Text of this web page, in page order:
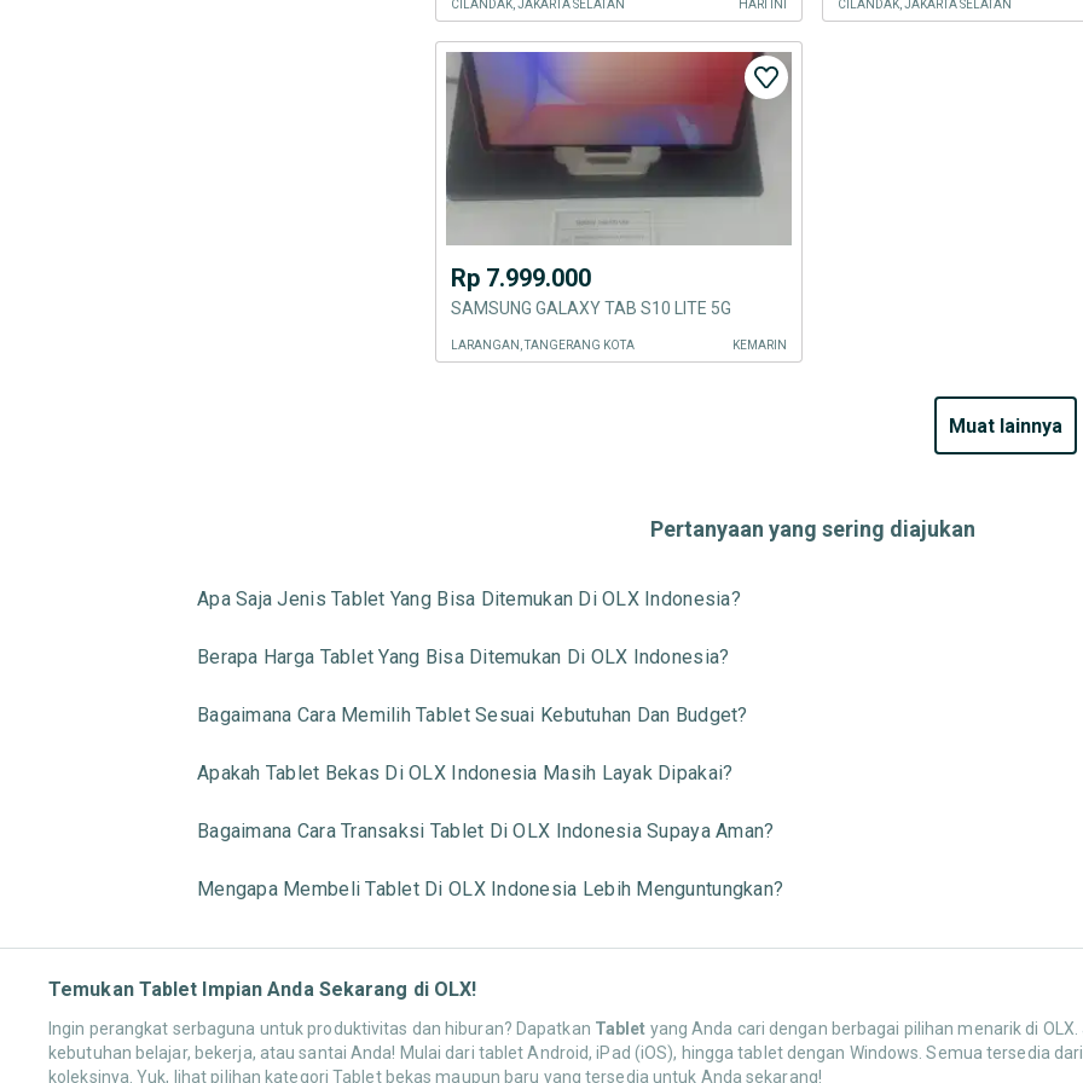
CILANDAK, JAKARTA SELATAN HARI INI CILANDAK, JAKARTA SELATAN
Rp 7.999.000
SAMSUNG GALAXY TAB S10 LITE 5G
LARANGAN, TANGERANG KOTA KEMARIN
muat lainnya
Pertanyaan yang sering diajukan
Apa Saja Jenis Tablet Yang Bisa Ditemukan Di OLX Indonesia?
Berapa Harga Tablet Yang Bisa Ditemukan Di OLX Indonesia?
Bagaimana Cara Memilih Tablet Sesuai Kebutuhan Dan Budget?
Apakah Tablet Bekas Di OLX Indonesia Masih Layak Dipakai?
Bagaimana Cara Transaksi Tablet Di OLX Indonesia Supaya Aman?
Mengapa Membeli Tablet Di OLX Indonesia Lebih Menguntungkan?
Temukan Tablet Impian Anda Sekarang di OLX!
Ingin perangkat serbaguna untuk produktivitas dan hiburan? Dapatkan Tablet yang Anda cari dengan berbagai pilihan menarik di
kebutuhan belajar, bekerja, atau santai Anda! Mulai dari tablet Android, iPad (iOS), hingga tablet dengan Windows. Semua tersedia
koleksinya. Yuk, lihat pilihan kategori Tablet bekas maupun baru yang tersedia untuk Anda sekarang!